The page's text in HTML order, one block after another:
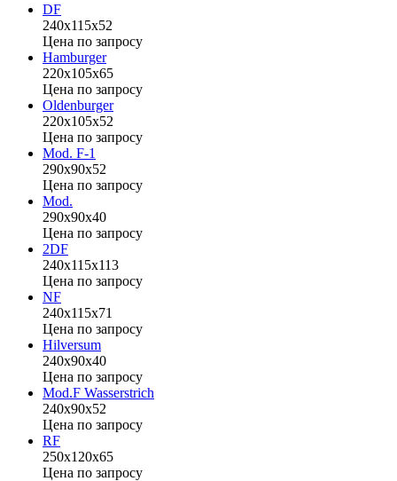
DF
240x115x52
Цена по запросу
Hamburger
220x105x65
Цена по запросу
Oldenburger
220x105x52
Цена по запросу
Mod. F-1
290x90x52
Цена по запросу
Mod.
290х90х40
Цена по запросу
2DF
240х115х113
Цена по запросу
NF
240х115х71
Цена по запросу
Hilversum
240x90х40
Цена по запросу
Mod.F Wasserstrich
240x90х52
Цена по запросу
RF
250х120х65
Цена по запросу